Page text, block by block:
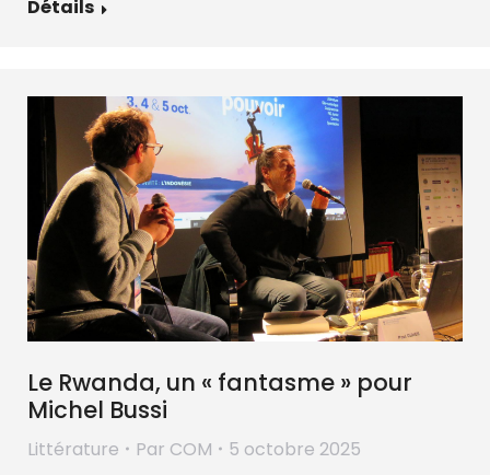
Détails
Le Rwanda, un « fantasme » pour
Michel Bussi
Littérature Par COM
5 octobre 2025